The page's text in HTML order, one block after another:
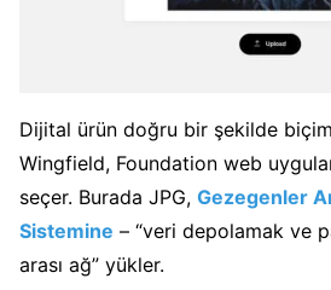
Dijital ürün doğru bir şekilde
Wingfield, Foundation web
seçer. Burada JPG, Gezegenler
Sistemine – “veri depolamak ve
arası ağ” yükler.